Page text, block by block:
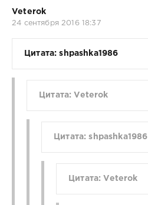
Veterok
24 сентября 2016 18:37
Цитата: shpashka1986
Цитата: Veterok
Цитата: shpashka1986
Цитата: Veterok